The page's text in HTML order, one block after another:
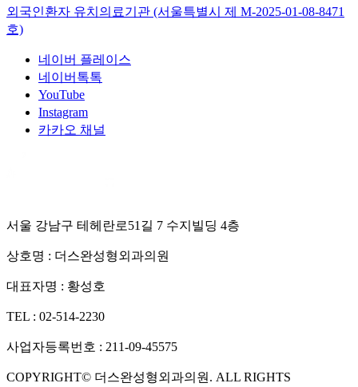
외국인환자 유치의료기관 (서울특별시 제 M-2025-01-08-8471
호)
네이버 플레이스
네이버톡톡
YouTube
Instagram
카카오 채널
서울 강남구 테헤란로51길 7 수지빌딩 4층
상호명 : 더스완성형외과의원
대표자명 : 황성호
TEL : 02-514-2230
사업자등록번호 : 211-09-45575
COPYRIGHT© 더스완성형외과의원 . ALL RIGHTS